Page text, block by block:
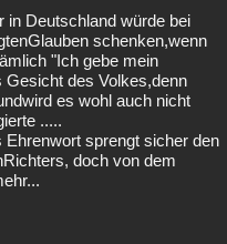
in Deutschland würde bei
schenken,wenn
"Ich gebe mein
Gesicht des Volkes,denn
es wohl auch nicht
.....
sprengt sicher den
doch von dem